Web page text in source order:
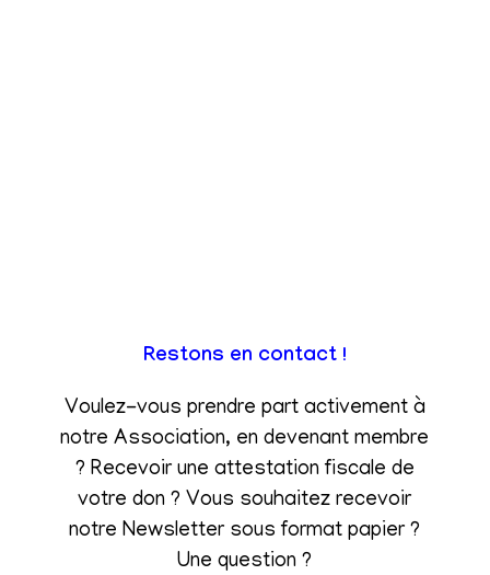
Restons en contact !
Voulez-vous prendre part activement à
notre Association, en devenant membre
? Recevoir une attestation fiscale de
votre don ? Vous souhaitez recevoir
notre Newsletter sous format papier ?
Une question ?